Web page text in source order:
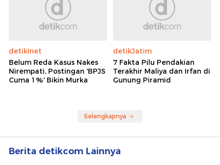
detikInet
Belum Reda Kasus Nakes
Nirempati, Postingan 'BPJS
Cuma 1%' Bikin Murka
detikJatim
7 Fakta Pilu Pendakian
Terakhir Maliya dan Irfan di
Gunung Piramid
Selengkapnya
Berita detikcom Lainnya